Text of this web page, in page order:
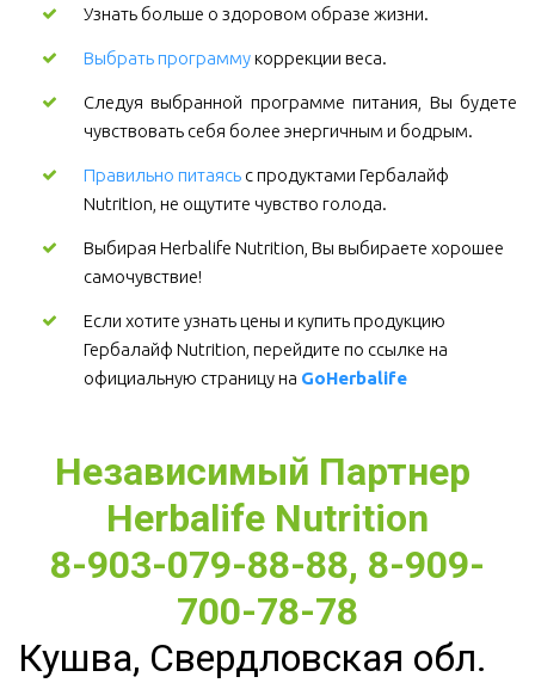
Узнать больше о здоровом образе жизни.
Выбрать программукоррекции веса.
Следуя выбранной программе питания, Вы будете
чувствовать себя более энергичным и бодрым.
Правильно питаясь с продуктами Гербалайф
Nutrition, не ощутите чувство голода.
Выбирая Herbalife Nutrition, Вы выбираете хорошее
самочувствие!
Если хотите узнать цены и купить продукцию
Гербалайф Nutrition, перейдите по ссылке на
официальную страницу на GoHerbalife
Независимый Партнер
Herbalife Nutrition
8-903-079-88-88, 8-909-
700-78-78
Кушва, Свердловская обл.